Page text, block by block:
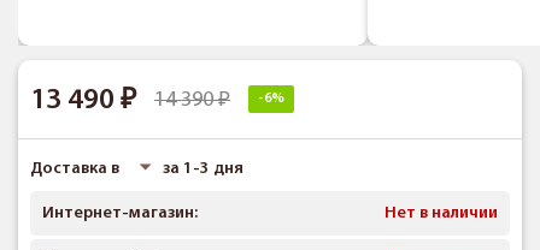
13 490 14 390 -6%
Доставка в за 1-3 дня
Интернет-магазин: Нет в наличии